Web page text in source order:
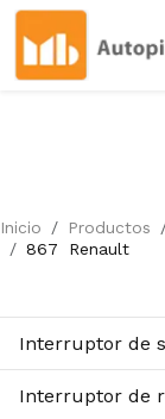
Inicio Productos
867
Renault
Interruptor de
Interruptor de